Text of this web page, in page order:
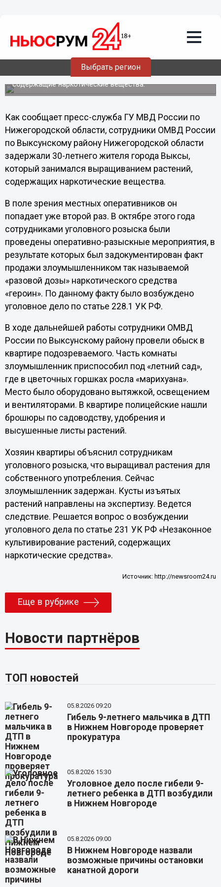
Выбрать регион
В Нижегородской области задержали
цветовода, выращивавшего дома
Часть своей квартиры мужчина приспособил под
«летний сад», где в цветочных горшках росли растения,
содержащие наркотические вещества.
Как сообщает пресс-служба ГУ МВД России по
Нижегородской области, сотрудники ОМВД России
по Выксунскому району Нижегородской области
задержали 30-летнего жителя города Выксы,
который занимался выращиванием растений,
содержащих наркотические вещества.
В поле зрения местных оперативников он
попадает уже второй раз. В октябре этого года
сотрудниками уголовного розыска были
проведены оперативно-разыскные мероприятия, в
результате которых был задокументирован факт
продажи злоумышленником так называемой
«разовой дозы» наркотического средства
«героин». По данному факту было возбуждено
уголовное дело по статье 228.1 УК РФ.
В ходе дальнейшей работы сотрудники ОМВД
России по Выксунскому району провели обыск в
квартире подозреваемого. Часть комнаты
злоумышленник приспособил под «летний сад»,
где в цветочных горшках росла «марихуана».
Место было оборудовано вытяжкой, освещением
и вентиляторами. В квартире полицейские нашли
брошюры по садоводству, удобрения и
высушенные листы растений.
Хозяин квартиры объяснил сотрудникам
уголовного розыска, что выращивал растения для
собственного употребления. Сейчас
злоумышленник задержан. Кусты изъятых
растений направлены на экспертизу. Ведется
следствие. Решается вопрос о возбуждении
уголовного дела по статье 231 УК РФ «Незаконное
культивирование растений, содержащих
наркотические средства».
Источник: http://newsroom24.ru
Еще в рубрике
Новости партнёров
ТОП новостей
05.8.2026 09:20
Гибель 9-летнего мальчика в ДТП
в Нижнем Новгороде проверяет
прокуратура
05.8.2026 15:30
Уголовное дело после гибели 9-
летнего ребенка в ДТП возбудили
в Нижнем Новгороде
05.8.2026 09:00
В Нижнем Новгороде назвали
возможные причины остановки
канатной дороги